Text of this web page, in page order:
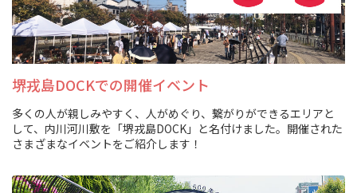
堺戎島DOCKでの開催イベント
多くの人が親しみやすく、人がめぐり、繋がりができるエリアと
して、内川河川敷を「堺戎島DOCK」と名付けました。開催された
さまざまなイベントをご紹介します！